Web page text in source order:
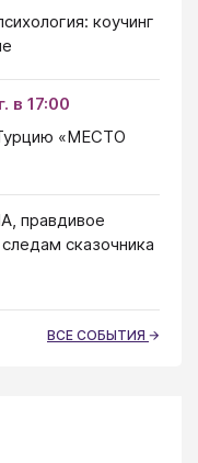
коучинг
в 17:00
«МЕСТО
правдивое
сказочника
ВСЕ СОБЫТИЯ